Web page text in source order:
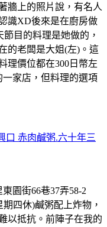
牆上的照片說，有名人
識XD後來是在廚房做
目的料理是她做的，
的老闆是大姐(左)。這
理價位都在300日幣左
家店，但料理的選項
口 赤肉鹹粥.六十年三
園街66巷37弄58-2
四休)鹹粥配上炸物，
以抵抗。前陣子在我的